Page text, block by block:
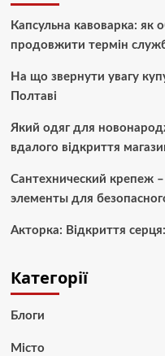
Капсульна кавоварка: як
продовжити термін
На що звернути увагу
Полтаві
Який одяг для
вдалого відкриття
Сантехнический крепеж
элементы для
Акторка: Відкриття
Категорії
Блоги
Місто